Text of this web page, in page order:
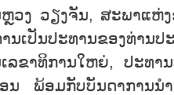
ວງ ວຽງຈັນ, ສະພາແຫ່
ນເປັນປະທານຂອງທ່ານ
ລຂາທິການໃຫຍ່, ປະທ
ພ້ອມກັບບັນດາການ